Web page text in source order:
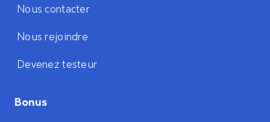
Nous contacter
Nous rejoindre
Devenez testeur
Bonus